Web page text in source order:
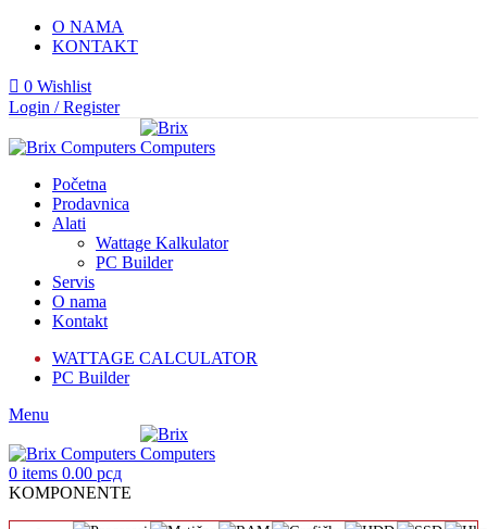
O NAMA
KONTAKT
0 Wishlist
Login / Register
Početna
Prodavnica
Alati
Wattage Kalkulator
PC Builder
Servis
O nama
Kontakt
WATTAGE CALCULATOR
PC Builder
Menu
0 items 0.00 рсд
KOMPONENTE